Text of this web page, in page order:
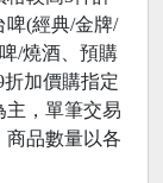
啤(經典/金牌/
/燒酒、預購
加價購指定
主，單筆交易
商品數量以各